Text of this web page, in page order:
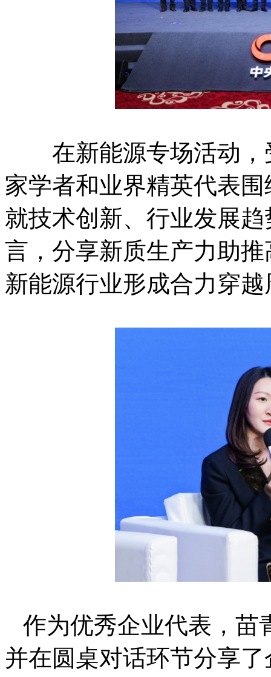
在新能源专场活动，
家学者和业界精英代表
就技术创新、行业发展
言，分享新质生产力助
新能源行业形成合力穿
作为优秀企业代表，苗
并在圆桌对话环节分享